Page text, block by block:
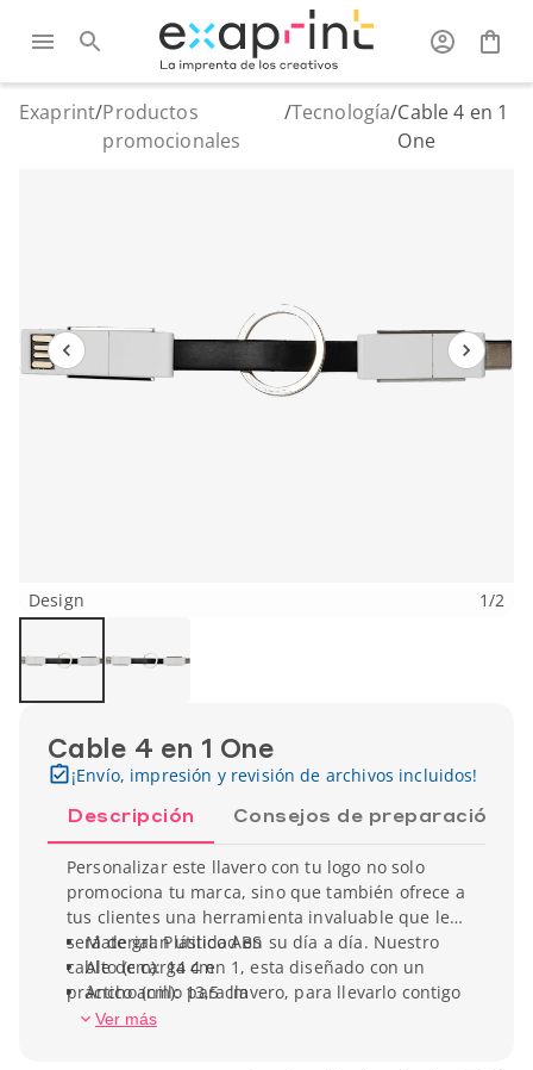
Exaprint/Productos
promocionales
/Tecnología/Cable 4 en 1
One
Design 1/2
Cable 4 en 1 One
¡Envío, impresión y revisión de archivos incluidos!
Descripción Consejos de preparación
Personalizar este llavero con tu logo no solo
promociona tu marca, sino que también ofrece a
tus clientes una herramienta invaluable que les
será de gran utilidad en su día a día. Nuestro
cable de carga 4 en 1, esta diseñado con un
práctico anillo para llavero, para llevarlo contigo
cuando lo necesites. Además, cuenta con
Material: Plástico ABS
Alto (cm): 14 cm
Ancho (cm): 13,5 cm
Profundidad (cm): 0,5 cm
Ver más